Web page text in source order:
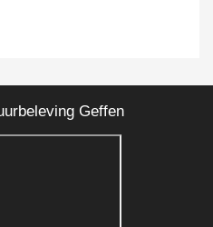
Geffen